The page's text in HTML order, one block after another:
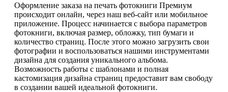
Оформление заказа на печать фотокниги Премиум
происходит онлайн, через наш веб-сайт или мобильное
приложение. Процесс начинается с выбора параметров
фотокниги, включая размер, обложку, тип бумаги и
количество страниц. После этого можно загрузить свои
фотографии и воспользоваться нашими инструментами
дизайна для создания уникального альбома.
Возможность работы с шаблонами и полная
кастомизация дизайна страниц предоставит вам свободу
в создании вашей идеальной фотокниги.